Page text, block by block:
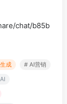
chat/b85b
成
# AI营销